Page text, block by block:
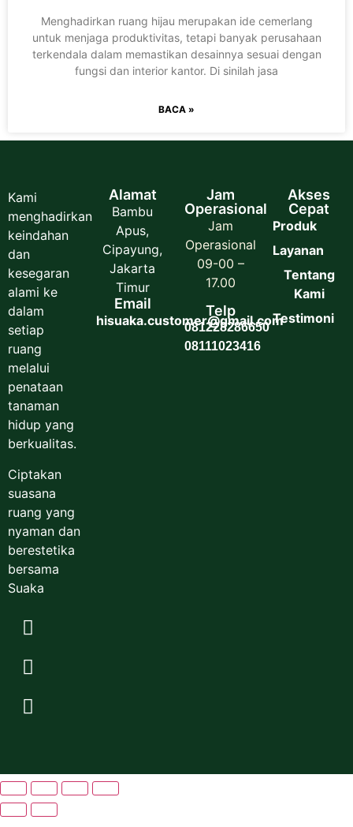
Menghadirkan ruang hijau merupakan ide cemerlang
untuk menjaga produktivitas, tetapi banyak perusahaan
terkendala dalam memastikan desainnya sesuai dengan
fungsi dan interior kantor. Di sinilah jasa
BACA »
Kami
menghadirkan
keindahan
dan
kesegaran
alami ke
dalam
setiap
ruang
melalui
penataan
tanaman
hidup yang
berkualitas.
Ciptakan
suasana
ruang yang
nyaman dan
berestetika
bersama
Suaka
Alamat
Bambu
Apus,
Cipayung,
Jakarta
Timur
Email
hisuaka.customer@gmail.com
Jam
Operasional
Jam
Operasional
09-00 –
17.00
Telp
081228286650
08111023416
Akses
Cepat
Produk
Layanan
Tentang
Kami
Testimoni